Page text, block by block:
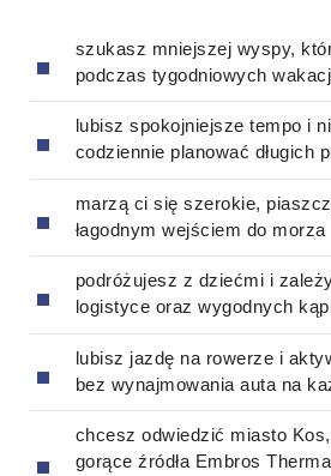
szukasz mniejszej wyspy,
podczas tygodniowych
lubisz spokojniejsze tempo i
codziennie planować długich
marzą ci się szerokie,
łagodnym wejściem do morza
podróżujesz z dziećmi i
logistyce oraz wygodnych
lubisz jazdę na rowerze i
bez wynajmowania auta na
chcesz odwiedzić miasto
gorące źródła Embros